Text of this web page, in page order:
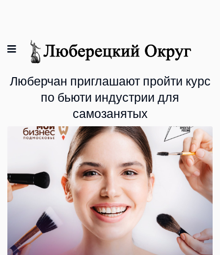
Люберчан приглашают пройти курс
по бьюти индустрии для
самозанятых